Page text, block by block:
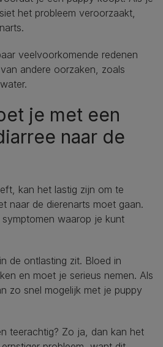
het probleem veroorzaakt,
veelvoorkomende redenen
andere oorzaken, zoals
je met een
naar de
kan het lastig zijn om te
naar de dierenarts moet gaan.
waarop je kunt
de ontlasting zit. Bloed in
en moet je serieus nemen. Als
zo snel mogelijk met je puppy
teerachtig? Zo ja, dan kan het